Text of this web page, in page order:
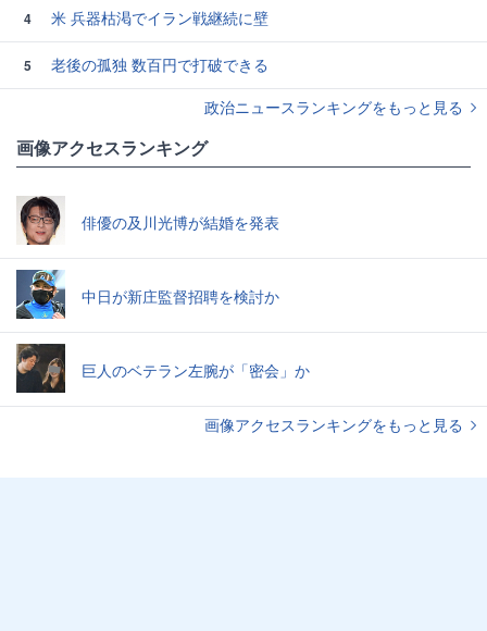
4 米 兵器枯渇でイラン戦継続に壁
5
老後の孤独 数百円で打破できる
政治ニュースランキングをもっと見る
画像アクセスランキング
俳優の及川光博が結婚を発表
中日が新庄監督招聘を検討か
巨人のベテラン左腕が「密会」か
画像アクセスランキングをもっと見る